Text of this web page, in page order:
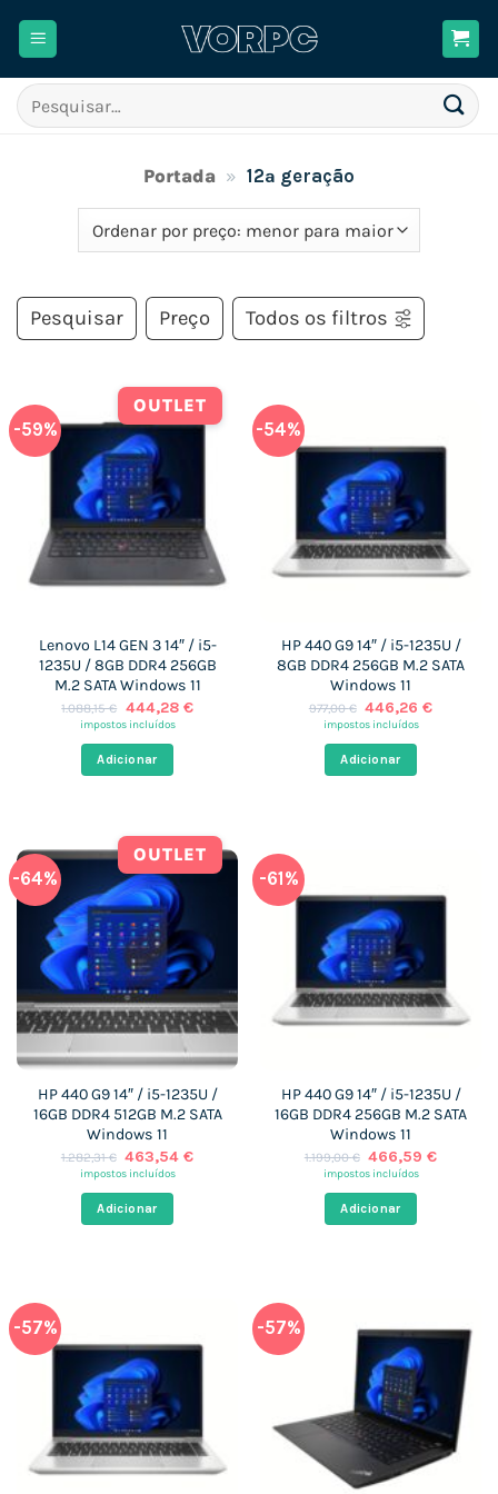
Pesquisar
por:
Portada » 12ª geração
Pesquisar Preço Todos os filtros
-59%
OUTLET
Lenovo L14 GEN 3 14″ / i5-
1235U / 8GB DDR4 256GB
M.2 SATA Windows 11
1.088,15€ O
preço
era:
1.088,15 €.
444,28 €O
impostos incluídos
Adicionar
-54%
HP 440 G9 14″ / i5-1235U /
8GB DDR4 256GB M.2 SATA
Windows 11
977,00€ O
preço
era:
977,00 €.
446,26€O
impostos incluídos
Adicionar
-64%
OUTLET
HP 440 G9 14″ / i5-1235U /
16GB DDR4 512GB M.2 SATA
Windows 11
1.282,31€ O
preço
era:
1.282,31 €.
463,54€O
impostos incluídos
Adicionar
-61%
HP 440 G9 14″ / i5-1235U /
16GB DDR4 256GB M.2 SATA
Windows 11
1.199,00€ O
preço
era:
1.199,00 €.
466,59€O
impostos incluídos
Adicionar
-57% -57%